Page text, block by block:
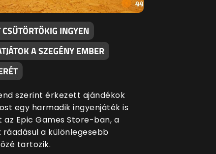
CSÜTÖRTÖKIG INGYEN
A SZEGÉNY EMBER
szerint érkezett ajándékok
egy harmadik ingyenjáték is
Epic Games Store-ban, a
ráadásul a különlegesebb
tartozik.